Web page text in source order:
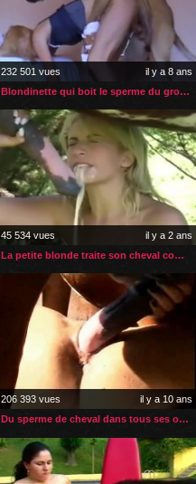
232 501 vues
il y a 8 ans
Blondinette qui boit le sperme du gros chien l’a baisée
45 534 vues
il y a 2 ans
La petite blonde traite son cheval comme son amant
206 393 vues
il y a 10 ans
Du sperme de cheval dans tous ses orifices